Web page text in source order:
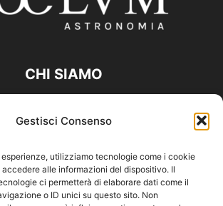
Gestisci Consenso
esperienze, utilizziamo tecnologie come i cookie
alle informazioni del dispositivo. Il
ci permetterà di elaborare dati come il
o ID unici su questo sito. Non
CHI SIAMO
coelumastro@coelum.com
SEGUICI